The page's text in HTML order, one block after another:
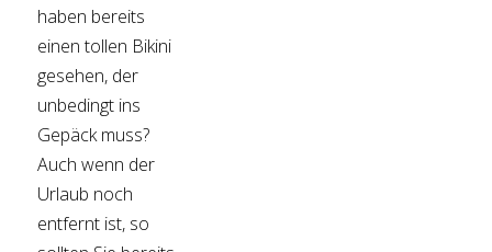
haben bereits
einen tollen Bikini
gesehen, der
unbedingt ins
Gepäck muss?
Auch wenn der
Urlaub noch
entfernt ist, so